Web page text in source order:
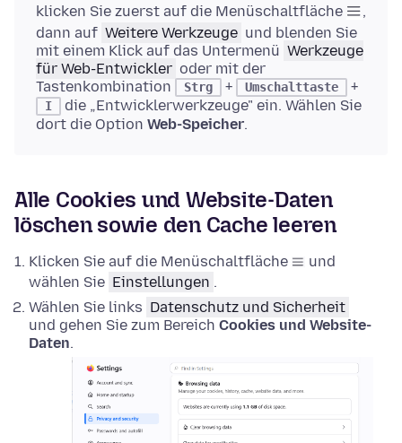
klicken Sie zuerst auf die Menüschaltfläche
,
dann auf Weitere Werkzeuge und blenden Sie
mit einem Klick auf das Untermenü Werkzeuge
für Web-Entwickler oder mit der
Tastenkombination
Strg + Umschalttaste +
I
die „Entwicklerwerkzeuge" ein. Wählen Sie
dort die Option Web-Speicher.
Alle Cookies und Website-Daten
löschen sowie den Cache leeren
Klicken Sie auf die Menüschaltfläche
und
wählen Sie Einstellungen .
Wählen Sie links Datenschutz und Sicherheit
und gehen Sie zum Bereich Cookies und Website-
Daten.